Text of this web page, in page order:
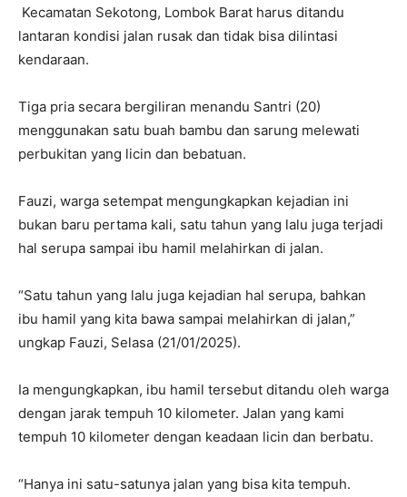
Kecamatan Sekotong, Lombok Barat harus ditandu
lantaran kondisi jalan rusak dan tidak bisa dilintasi
kendaraan.
Tiga pria secara bergiliran menandu Santri (20)
menggunakan satu buah bambu dan sarung melewati
perbukitan yang licin dan bebatuan.
Fauzi, warga setempat mengungkapkan kejadian ini
bukan baru pertama kali, satu tahun yang lalu juga terjadi
hal serupa sampai ibu hamil melahirkan di jalan.
“Satu tahun yang lalu juga kejadian hal serupa, bahkan
ibu hamil yang kita bawa sampai melahirkan di jalan,”
ungkap Fauzi, Selasa (21/01/2025).
Ia mengungkapkan, ibu hamil tersebut ditandu oleh warga
dengan jarak tempuh 10 kilometer. Jalan yang kami
tempuh 10 kilometer dengan keadaan licin dan berbatu.
“Hanya ini satu-satunya jalan yang bisa kita tempuh.